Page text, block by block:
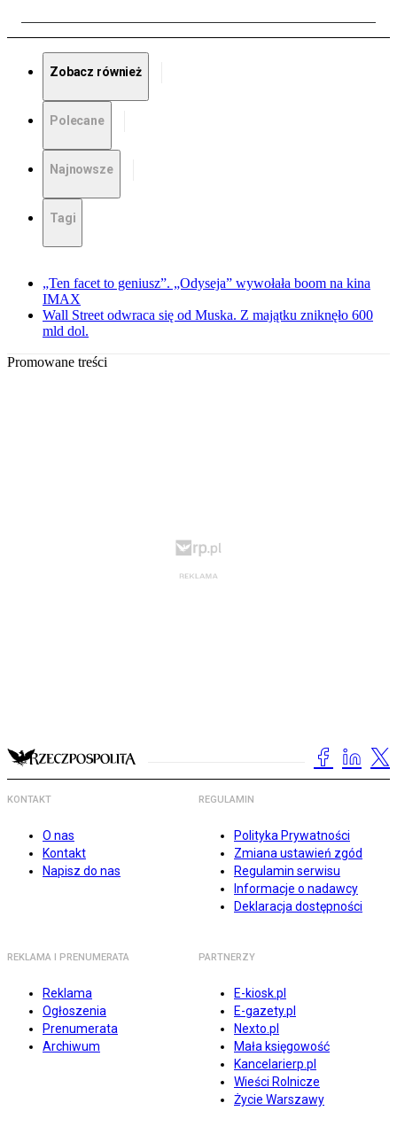
Zobacz również
Polecane
Najnowsze
Tagi
„Ten facet to geniusz”. „Odyseja” wywołała boom na kina
IMAX
Wall Street odwraca się od Muska. Z majątku zniknęło 600
mld dol.
Promowane treści
KONTAKT
O nas
Kontakt
Napisz do nas
REGULAMIN
Polityka Prywatności
Zmiana ustawień zgód
Regulamin serwisu
Informacje o nadawcy
Deklaracja dostępności
REKLAMA I PRENUMERATA
Reklama
Ogłoszenia
Prenumerata
Archiwum
PARTNERZY
E-kiosk.pl
E-gazety.pl
Nexto.pl
Mała księgowość
Kancelarierp.pl
Wieści Rolnicze
Życie Warszawy